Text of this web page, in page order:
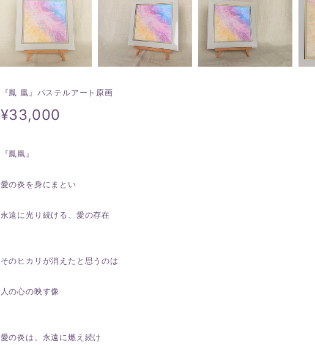
『鳳 凰』パステルアート原画
¥33,000
『鳳凰』
愛の炎を身にまとい
永遠に光り続ける、愛の存在
そのヒカリが消えたと思うのは
人の心の映す像
愛の炎は、永遠に燃え続け